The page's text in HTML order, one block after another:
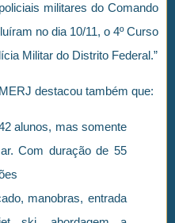
militares do Comando
no dia 10/11, o 4º Curso
Militar do Distrito Federal.”
destacou também que:
alunos, mas somente
Com duração de 55
manobras, entrada